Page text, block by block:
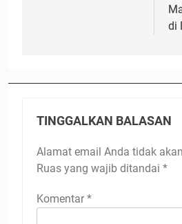
di
TINGGALKAN BALASAN
Alamat email Anda tidak
Ruas yang wajib ditandai *
Komentar *